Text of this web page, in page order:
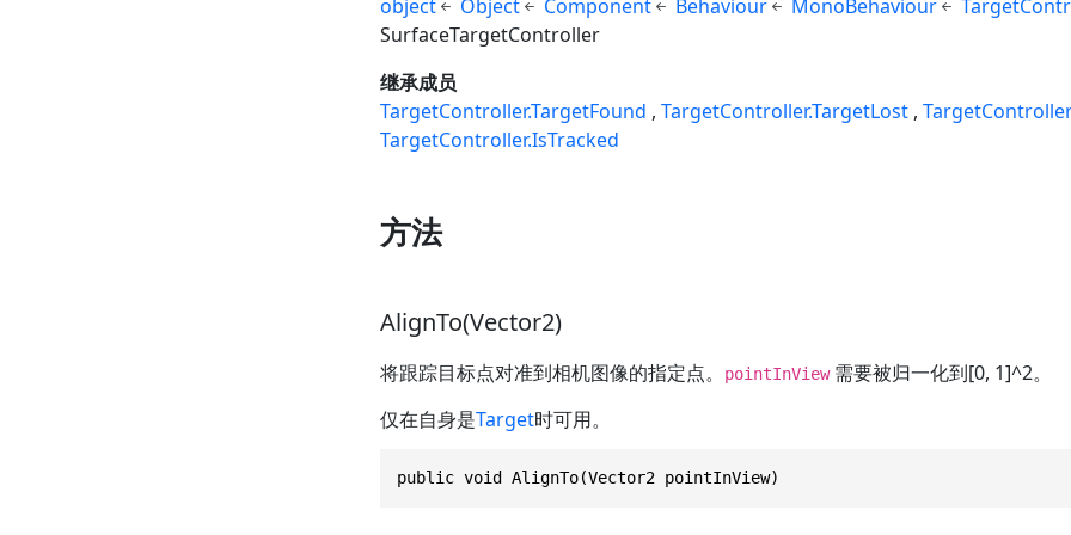
object Object Component Behaviour MonoBehaviour
SurfaceTargetController
继承成员
TargetController.TargetFound TargetController.TargetLost
TargetController.IsTracked
方法
AlignTo(Vector2)
将跟踪目标点对准到相机图像的指定点。 pointInView需要被归一化到[0, 1]^2。
仅在自身是Target时可用。
public void AlignTo(Vector2 pointInView)